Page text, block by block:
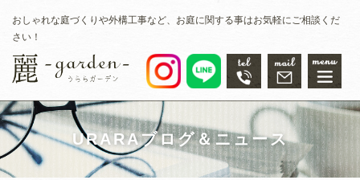
おしゃれな庭づくりや外構工事など、お庭に関する事はお気軽にご相談くだ
さい！
URARAブログ＆ニュース